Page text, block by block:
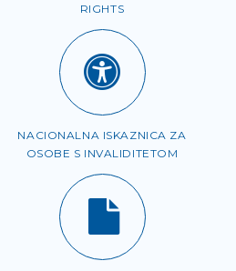
RIGHTS
NACIONALNA ISKAZNICA ZA
OSOBE S INVALIDITETOM